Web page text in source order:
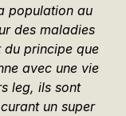
population au
des maladies
principe que
avec une vie
leg, ils sont
un super